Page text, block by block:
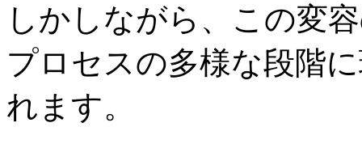
しかしながら、この変
プロセスの多様な段階
れます。